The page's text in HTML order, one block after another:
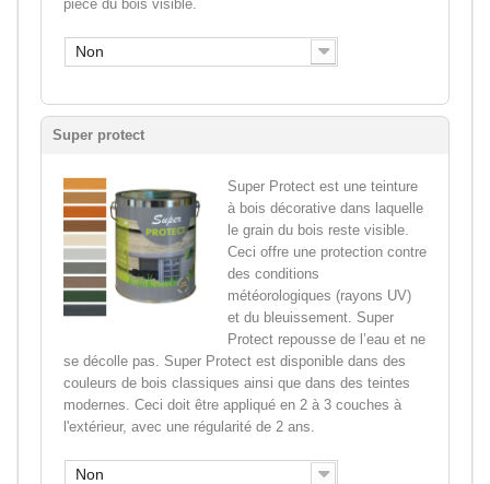
pièce du bois visible.
Non
Super protect
Super Protect est une teinture
à bois décorative dans laquelle
le grain du bois reste visible.
Ceci offre une protection contre
des conditions
météorologiques (rayons UV)
et du bleuissement. Super
Protect repousse de l’eau et ne
se décolle pas. Super Protect est disponible dans des
couleurs de bois classiques ainsi que dans des teintes
modernes. Ceci doit être appliqué en 2 à 3 couches à
l'extérieur, avec une régularité de 2 ans.
Non